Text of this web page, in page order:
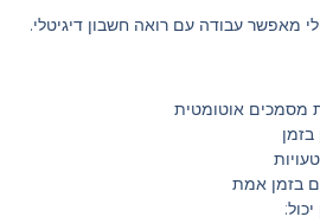
מאפשר עבודה עם רואה חשבון דיגיטלי.
מסמכים אוטומטית
בזמן
בזמן אמת